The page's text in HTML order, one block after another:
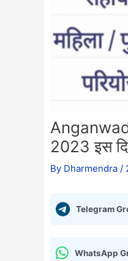
2023 इस
By Dharmendra /
Telegram
WhatsApp